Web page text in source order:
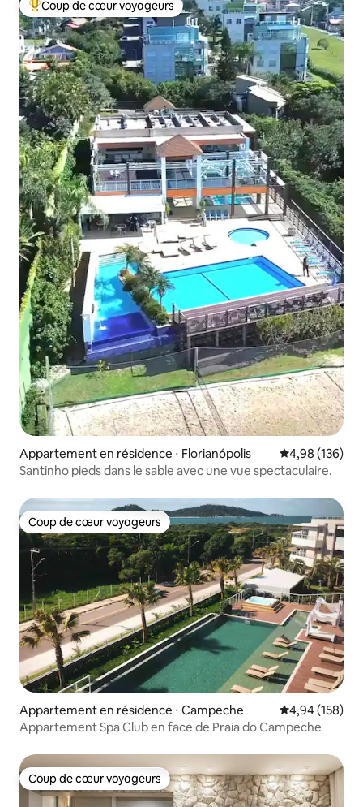
Coups de cœur voyageurs les plus appréciés
Coup de cœur voyageurs
Appartement en résidence ⋅ Florianópolis Évaluation
4,98 (136)
Santinho pieds dans le sable avec une vue spectaculaire.
Coup de cœur voyageurs
Coup de cœur voyageurs
Appartement en résidence ⋅ Campeche Évaluation
4,94 (158)
Appartement Spa Club en face de Praia do Campeche
Coup de cœur voyageurs
Coup de cœur voyageurs